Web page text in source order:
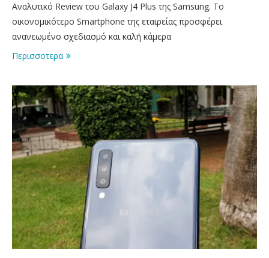
Αναλυτικό Review του Galaxy J4 Plus της Samsung. Το
οικονομικότερο Smartphone της εταιρείας προσφέρει
ανανεωμένο σχεδιασμό και καλή κάμερα
Περισσοτερα